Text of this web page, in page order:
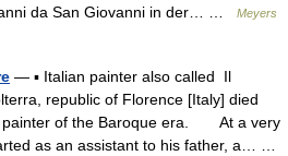
da San Giovanni in der… …
Meyers
— ▪ Italian painter also called Il
republic of Florence [Italy] died
of the Baroque era. At a very
as an assistant to his father, a… …